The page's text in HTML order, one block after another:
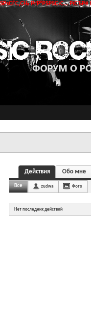
РґР°РЅРЅС‹С…
Действия Обо мне
Все zudwa Фото
Нет последних действий